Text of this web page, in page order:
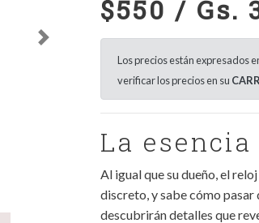
Next
$550 / Gs.
Los precios están expresados
verificar los precios en su
La
Al igual que su dueño, el
discreto, y sabe cómo pasar
descubrirán detalles que